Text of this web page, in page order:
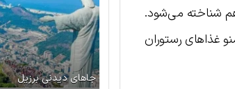
هم شناخته می‌شود.
می‌کند. منو غذاهای رستوران
جاهای دیدنی برزیل